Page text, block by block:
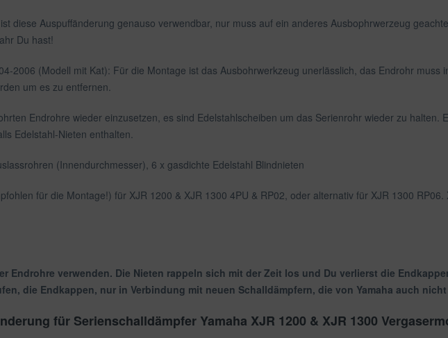
diese Auspuffänderung genauso verwendbar, nur muss auf ein anderes Ausbophrwerzeug
Du hast!
2006 (Modell mit Kat): Für die Montage ist das Ausbohrwerkzeug unerlässlich, das Endrohr muss
um es zu entfernen.
Endrohre wieder einzusetzen, es sind Edelstahlscheiben um das Serienrohr wieder zu halten.
Edelstahl-Nieten enthalten.
(Innendurchmesser), 6 x gasdichte Edelstahl Blindnieten
für die Montage!) für XJR 1200 & XJR 1300 4PU & RP02, oder alternativ für XJR 1300 RP06.
Endrohre verwenden. Die Nieten rappeln sich mit der Zeit los und Du verlierst die
die Endkappen, nur in Verbindung mit neuen Schalldämpfern, die von Yamaha auch
für Serienschalldämpfer Yamaha XJR 1200 & XJR 1300